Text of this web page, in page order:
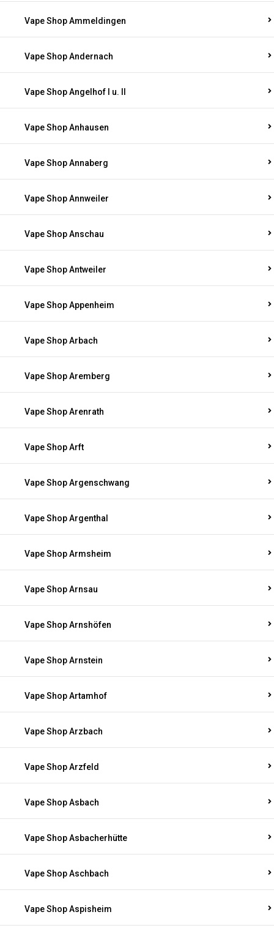
Vape Shop Ammeldingen
Vape Shop Andernach
Vape Shop Angelhof I u. II
Vape Shop Anhausen
Vape Shop Annaberg
Vape Shop Annweiler
Vape Shop Anschau
Vape Shop Antweiler
Vape Shop Appenheim
Vape Shop Arbach
Vape Shop Aremberg
Vape Shop Arenrath
Vape Shop Arft
Vape Shop Argenschwang
Vape Shop Argenthal
Vape Shop Armsheim
Vape Shop Arnsau
Vape Shop Arnshöfen
Vape Shop Arnstein
Vape Shop Artamhof
Vape Shop Arzbach
Vape Shop Arzfeld
Vape Shop Asbach
Vape Shop Asbacherhütte
Vape Shop Aschbach
Vape Shop Aspisheim